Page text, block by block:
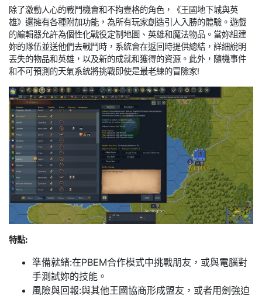
除了激動人心的戰鬥機會和不拘壹格的角色，《王國地下城與英
雄》還擁有各種附加功能，為所有玩家創造引人入勝的體驗。遊戲
的編輯器允許為個性化戰役定制地圖、英雄和魔法物品。當妳組建
妳的隊伍並送他們去戰鬥時，系統會在返回時提供總結，詳細說明
丟失的物品和英雄，以及新的成就和獲得的資源。此外，隨機事件
和不可預測的天氣系統將挑戰即使是最老練的冒險家!
特點:
準備就緒:在PBEM合作模式中挑戰朋友，或與電腦對
手測試妳的技能。
風險與回報:與其他王國協商形成盟友，或者用劍強迫